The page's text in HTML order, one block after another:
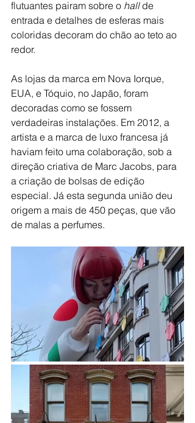
flutuantes pairam sobre o hall de
entrada e detalhes de esferas mais
coloridas decoram do chão ao teto ao
redor.
As lojas da marca em Nova Iorque,
EUA, e Tóquio, no Japão, foram
decoradas como se fossem
verdadeiras instalações. Em 2012, a
artista e a marca de luxo francesa já
haviam feito uma colaboração, sob a
direção criativa de Marc Jacobs, para
a criação de bolsas de edição
especial. Já esta segunda união deu
origem a mais de 450 peças, que vão
de malas a perfumes.